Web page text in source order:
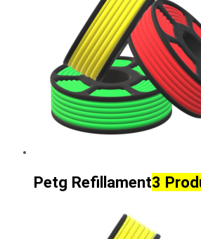
Petg Refillament3